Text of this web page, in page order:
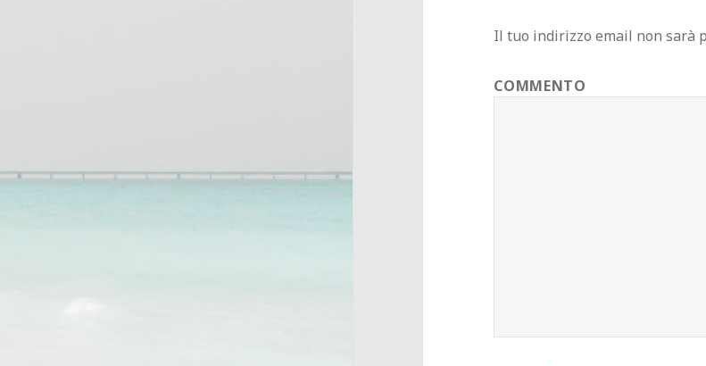
Il tuo indirizzo email non sarà
COMMENTO